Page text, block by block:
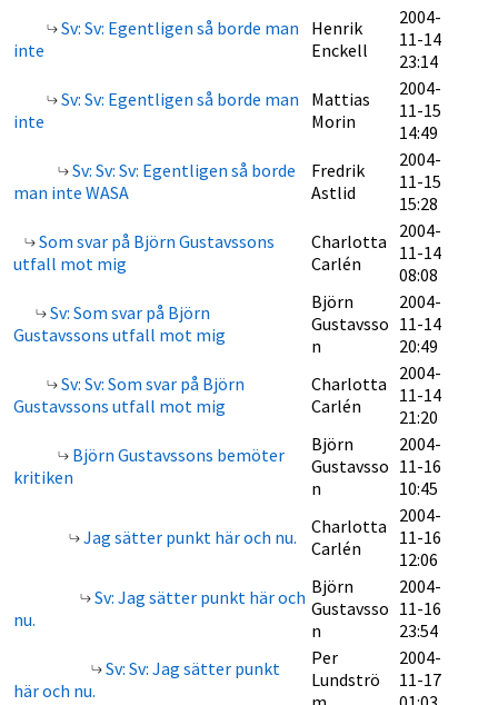
Sv: Sv: Egentligen så borde man
inte
Henrik
Enckell
2004-
11-14
23:14
Sv: Sv: Egentligen så borde man
inte
Mattias
Morin
2004-
11-15
14:49
Sv: Sv: Sv: Egentligen så borde
man inte WASA
Fredrik
Astlid
2004-
11-15
15:28
Som svar på Björn Gustavssons
utfall mot mig
Charlotta
Carlén
2004-
11-14
08:08
Sv: Som svar på Björn
Gustavssons utfall mot mig
Björn
Gustavsso
n
2004-
11-14
20:49
Sv: Sv: Som svar på Björn
Gustavssons utfall mot mig
Charlotta
Carlén
2004-
11-14
21:20
Björn Gustavssons bemöter
kritiken
Björn
Gustavsso
n
2004-
11-16
10:45
Jag sätter punkt här och nu.
Charlotta
Carlén
2004-
11-16
12:06
Sv: Jag sätter punkt här och
nu.
Björn
Gustavsso
n
2004-
11-16
23:54
Sv: Sv: Jag sätter punkt
här och nu.
Per
Lundströ
2004-
11-17